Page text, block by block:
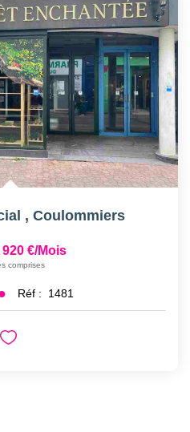
, Coulommiers
920 €/mois
comprises
Réf : 1481